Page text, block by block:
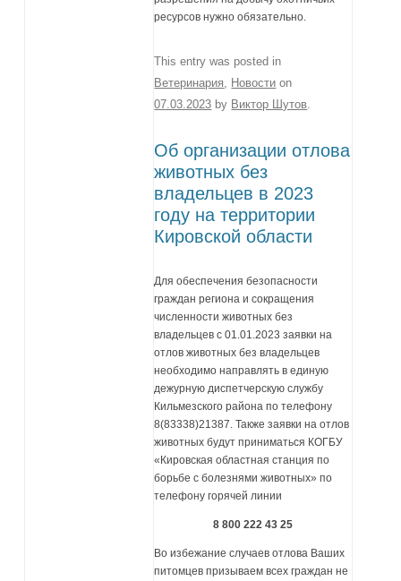
ресурсов нужно обязательно.
This entry was posted in
Ветеринария
Новости on
07.03.2023 by Виктор Шутов
Об организации отлова
животных без
владельцев в 2023
году на территории
Кировской области
Для обеспечения безопасности
граждан региона и сокращения
численности животных без
владельцев с 01.01.2023 заявки на
отлов животных без владельцев
необходимо направлять в единую
дежурную диспетчерскую службу
Кильмезского района по телефону
8(83338)21387. Также заявки на отлов
животных будут приниматься КОГБУ
«Кировская областная станция по
борьбе с болезнями животных» по
телефону горячей линии
8 800 222 43 25
Во избежание случаев отлова Ваших
питомцев призываем всех граждан не